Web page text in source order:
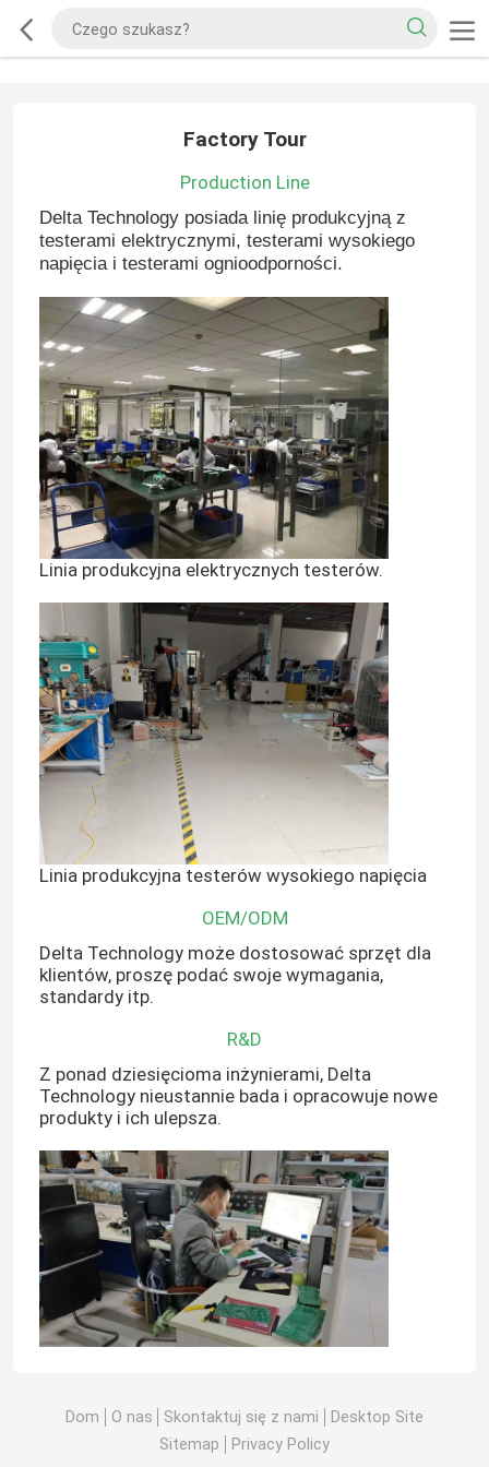
Factory Tour
Production Line
Delta Technology posiada linię produkcyjną z
testerami elektrycznymi, testerami wysokiego
napięcia i testerami ognioodporności.
Linia produkcyjna elektrycznych testerów.
Linia produkcyjna testerów wysokiego napięcia
OEM/ODM
Delta Technology może dostosować sprzęt dla
klientów, proszę podać swoje wymagania,
standardy itp.
R&D
Z ponad dziesięcioma inżynierami, Delta
Technology nieustannie bada i opracowuje nowe
produkty i ich ulepsza.
Dom O nas Skontaktuj się z nami
Desktop Site
Sitemap
Privacy Policy